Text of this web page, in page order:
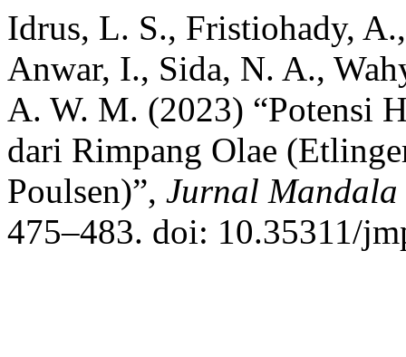
Idrus, L. S., Fristiohady,
Anwar, I., Sida, N. A.,
A. W. M. (2023) “Potensi
dari Rimpang Olae
Poulsen)”, Jurnal Mandala
475–483. doi: 10.35311/